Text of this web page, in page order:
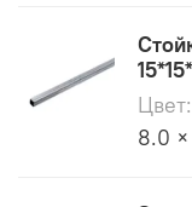
8.0